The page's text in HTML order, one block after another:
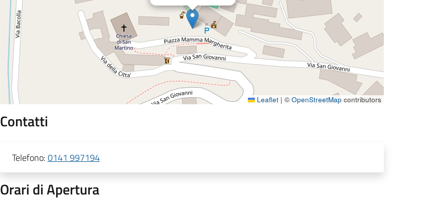
Leaflet | © OpenStreetMap contributors
Contatti
Telefono:0141 997194
Orari di Apertura